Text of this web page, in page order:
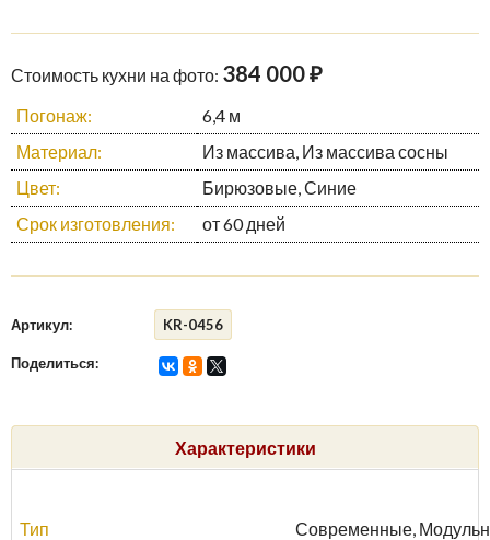
Стоимость кухни на фото: 384 000 ₽
Погонаж:
6,4 м
Материал:
Из массива, Из массива сосны
Цвет:
Бирюзовые, Синие
Срок изготовления:
от 60 дней
Артикул: KR-0456
Поделиться:
Характеристики
Тип Современные,